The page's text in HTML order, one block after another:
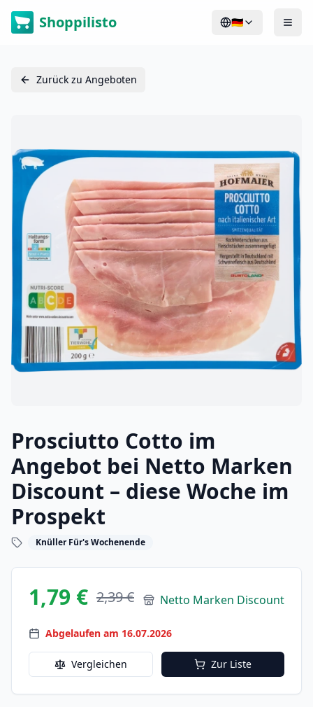
Shoppilisto 🇩🇪
Zurück zu Angeboten
Prosciutto Cotto im
Angebot bei Netto Marken
Discount – diese Woche im
Prospekt
Knüller Für's Wochenende
1,79 € 2,39 € Netto Marken Discount
Abgelaufen am 16.07.2026
Vergleichen Zur Liste